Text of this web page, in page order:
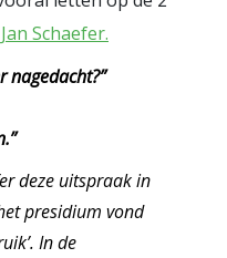
Jan Schaefer.
nagedacht?”
deze uitspraak in
presidium vond
In de